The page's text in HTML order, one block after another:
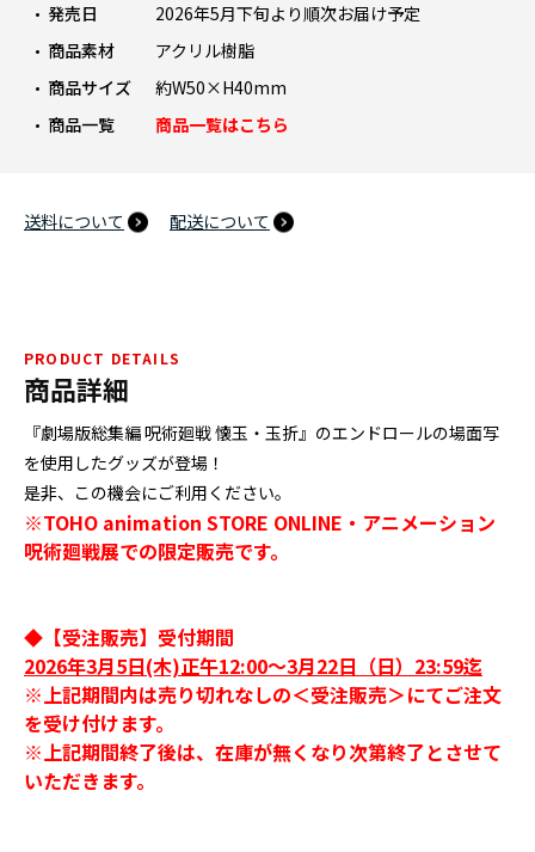
発売日
2026年5月下旬より順次お届け予定
商品素材
アクリル樹脂
商品サイズ
約W50×H40mm
商品一覧
商品一覧はこちら
送料について 配送について
PRODUCT DETAILS
商品詳細
『劇場版総集編 呪術廻戦 懐玉・玉折』のエンドロールの場面写
を使用したグッズが登場！
是非、この機会にご利用ください。
※TOHO animation STORE ONLINE・アニメーション
呪術廻戦展での限定販売です。
◆【受注販売】受付期間
2026年3月5日(木)正午12:00～3月22日（日）23:59迄
※上記期間内は売り切れなしの＜受注販売＞にてご注文
を受け付けます。
※上記期間終了後は、在庫が無くなり次第終了とさせて
いただきます。